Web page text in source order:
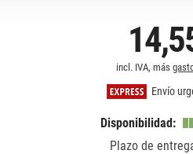
incl. IVA, más
Envío
Disponibilidad:
Plazo de